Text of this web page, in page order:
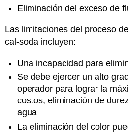
Eliminación del exceso de
Las limitaciones del proceso
cal-soda incluyen:
Una incapacidad para
Se debe ejercer un alto
operador para lograr la
costos, eliminación de
agua
La eliminación del color